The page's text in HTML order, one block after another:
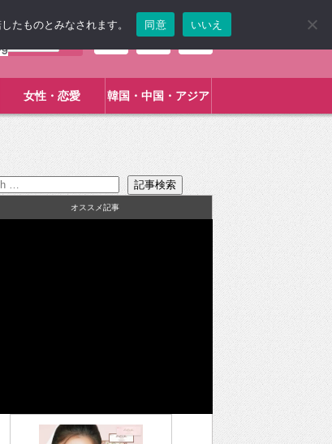
女性・恋愛 韓国・中国・アジア
オススメ記事
たものとみなされます。 同意 いいえ